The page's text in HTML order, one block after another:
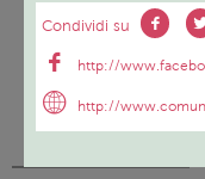
Condividi su
http://
http://